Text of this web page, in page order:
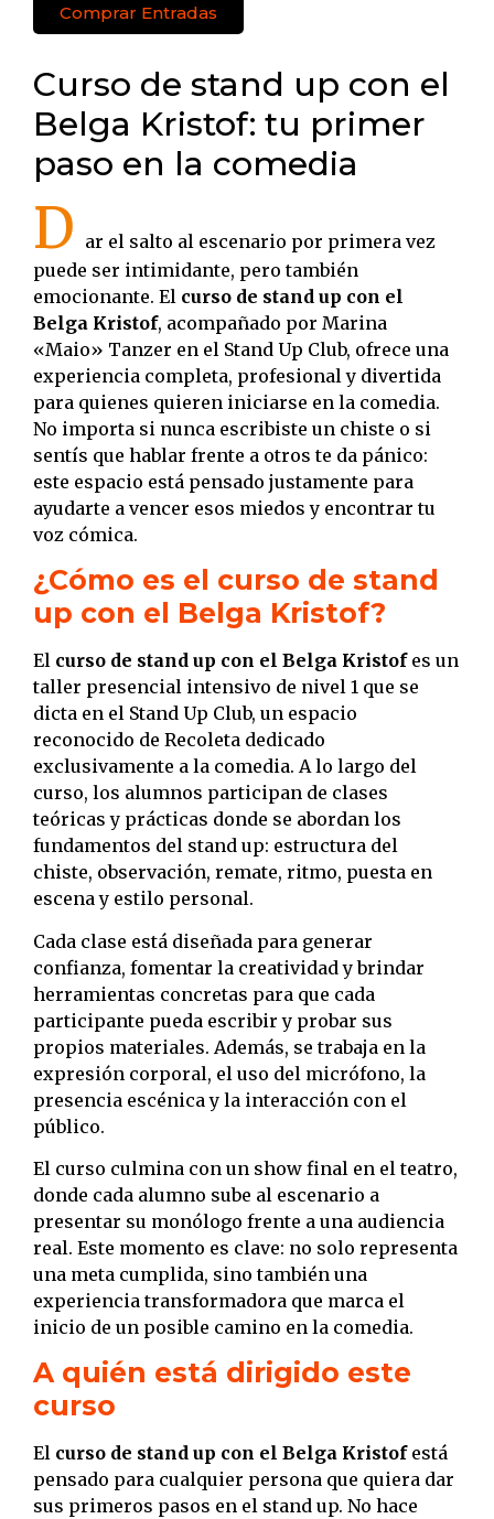
Comprar Entradas
Curso de stand up con el
Belga Kristof: tu primer
paso en la comedia
D ar el salto al escenario por primera vez
puede ser intimidante, pero también
emocionante. El curso de stand up con el
Belga Kristof, acompañado por Marina
«Maio» Tanzer en el Stand Up Club, ofrece una
experiencia completa, profesional y divertida
para quienes quieren iniciarse en la comedia.
No importa si nunca escribiste un chiste o si
sentís que hablar frente a otros te da pánico:
este espacio está pensado justamente para
ayudarte a vencer esos miedos y encontrar tu
voz cómica.
¿Cómo es el curso de stand
up con el Belga Kristof?
El curso de stand up con el Belga Kristofes un
taller presencial intensivo de nivel 1 que se
dicta en el Stand Up Club, un espacio
reconocido de Recoleta dedicado
exclusivamente a la comedia. A lo largo del
curso, los alumnos participan de clases
teóricas y prácticas donde se abordan los
fundamentos del stand up: estructura del
chiste, observación, remate, ritmo, puesta en
escena y estilo personal.
Cada clase está diseñada para generar
confianza, fomentar la creatividad y brindar
herramientas concretas para que cada
participante pueda escribir y probar sus
propios materiales. Además, se trabaja en la
expresión corporal, el uso del micrófono, la
presencia escénica y la interacción con el
público.
El curso culmina con un show final en el teatro,
donde cada alumno sube al escenario a
presentar su monólogo frente a una audiencia
real. Este momento es clave: no solo representa
una meta cumplida, sino también una
experiencia transformadora que marca el
inicio de un posible camino en la comedia.
A quién está dirigido este
curso
El curso de stand up con el Belga Kristofestá
pensado para cualquier persona que quiera dar
sus primeros pasos en el stand up. No hace